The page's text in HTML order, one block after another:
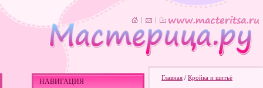
Главная / Кройка и шитьё
НАВИГАЦИЯ